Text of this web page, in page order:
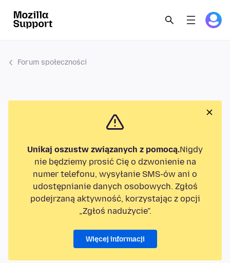
Forum społeczności
Unikaj oszustw związanych z pomocą.Nigdy
nie będziemy prosić Cię o dzwonienie na
numer telefonu, wysyłanie SMS-ów ani o
udostępnianie danych osobowych. Zgłoś
podejrzaną aktywność, korzystając z opcji
„Zgłoś nadużycie”.
Więcej informacji